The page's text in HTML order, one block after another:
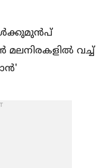
മലനിരകളില്‍ വച്ച്‌